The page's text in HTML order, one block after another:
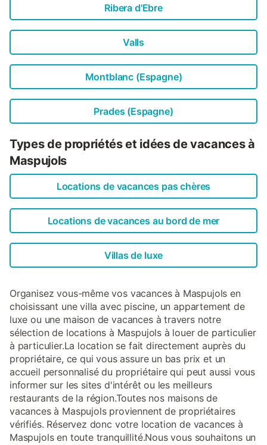
Ribera d'Ebre
Valls
Montblanc (Espagne)
Prades (Espagne)
Types de propriétés et idées de vacances à
Maspujols
Locations de vacances pas chères
Locations de vacances au bord de mer
Villas de luxe
Organisez vous-même vos vacances à Maspujols en
choisissant une villa avec piscine, un appartement de
luxe ou une maison de vacances à travers notre
sélection de locations à Maspujols à louer de particulier
à particulier.La location se fait directement auprès du
propriétaire, ce qui vous assure un bas prix et un
accueil personnalisé du propriétaire qui peut aussi vous
informer sur les sites d'intérêt ou les meilleurs
restaurants de la région.Toutes nos maisons de
vacances à Maspujols proviennent de propriétaires
vérifiés. Réservez donc votre location de vacances à
Maspujols en toute tranquillité.Nous vous souhaitons un